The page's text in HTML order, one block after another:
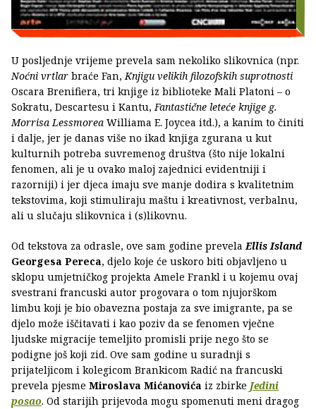
U posljednje vrijeme prevela sam nekoliko slikovnica (npr.
Noćni vrtlar braće Fan,Knjigu velikih filozofskih suprotnosti
Oscara Brenifiera, tri knjige iz biblioteke Mali Platoni – o
Sokratu, Descartesu i Kantu,Fantastične leteće knjige g.
Morrisa Lessmorea Williama E. Joycea itd.), a kanim to činiti
i dalje, jer je danas više no ikad knjiga zgurana u kut
kulturnih potreba suvremenog društva (što nije lokalni
fenomen, ali je u ovako maloj zajednici evidentniji i
razorniji) i jer djeca imaju sve manje dodira s kvalitetnim
tekstovima, koji stimuliraju maštu i kreativnost, verbalnu,
ali u slučaju slikovnica i (s)likovnu.
Od tekstova za odrasle, ove sam godine prevelaEllis Island
Georgesa Pereca, djelo koje će uskoro biti objavljeno u
sklopu umjetničkog projekta Amele Frankl i u kojemu ovaj
svestrani francuski autor progovara o tom njujorškom
limbu koji je bio obavezna postaja za sve imigrante, pa se
djelo može iščitavati i kao poziv da se fenomen vječne
ljudske migracije temeljito promisli prije nego što se
podigne još koji zid. Ove sam godine u suradnji s
prijateljicom i kolegicom Brankicom Radić na francuski
prevela pjesme Miroslava Mićanovića iz zbirke Jedini
posao. Od starijih prijevoda mogu spomenuti meni dragog